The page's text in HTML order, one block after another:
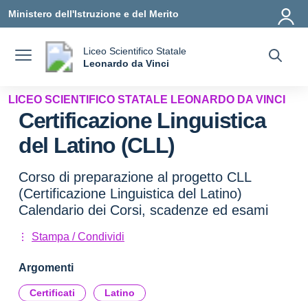
Ministero dell'Istruzione e del Merito
Liceo Scientifico Statale
Leonardo da Vinci
LICEO SCIENTIFICO STATALE LEONARDO DA VINCI
Certificazione Linguistica
del Latino (CLL)
Corso di preparazione al progetto CLL
(Certificazione Linguistica del Latino)
Calendario dei Corsi, scadenze ed esami
Stampa / Condividi
Argomenti
Certificati Latino